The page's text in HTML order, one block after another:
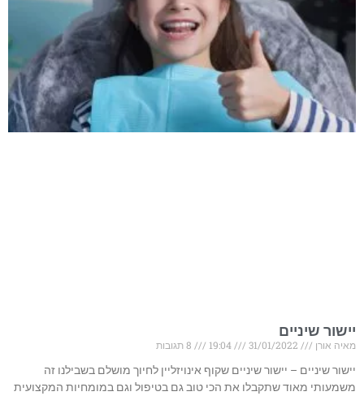
יישור שיניים
מאיה אורן
יישור שיניים – יישור שיניים שקוף אינויזליין לחיוך מושלם בשבילנו זה
משמעותי מאוד שתקבלו את הכי טוב גם בטיפול וגם במומחיות המקצועית